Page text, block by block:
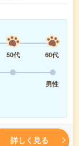
50代
60代
男性
詳しく見る